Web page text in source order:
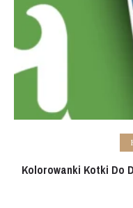
Kolorowanki Kotki Do